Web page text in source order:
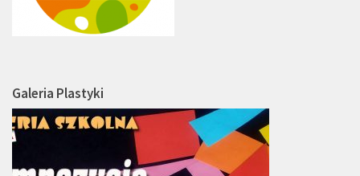
Galeria Plastyki